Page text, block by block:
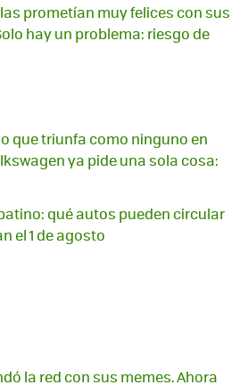
prometían muy felices con sus
hay un problema: riesgo de
que triunfa como ninguno en
ya pide una sola cosa:
qué autos pueden circular
el 1 de agosto
la red con sus memes. Ahora